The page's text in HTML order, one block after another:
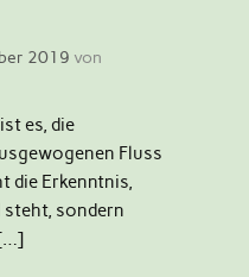
2019 von
es, die
Fluss
die Erkenntnis,
steht, sondern